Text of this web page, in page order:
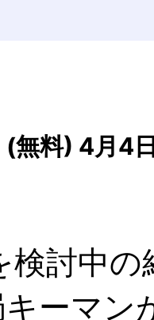
(無料) 4月4
討中の
ーマン